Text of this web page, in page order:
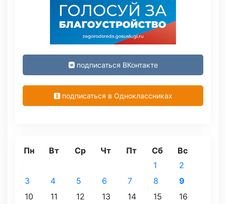
подписаться ВКонтакте
подписаться в Одноклассниках
Пн Вт Ср Чт Пт Сб Вс
1
2
3
4 5 6 7 8
9
10
11 12 13 14 15
16